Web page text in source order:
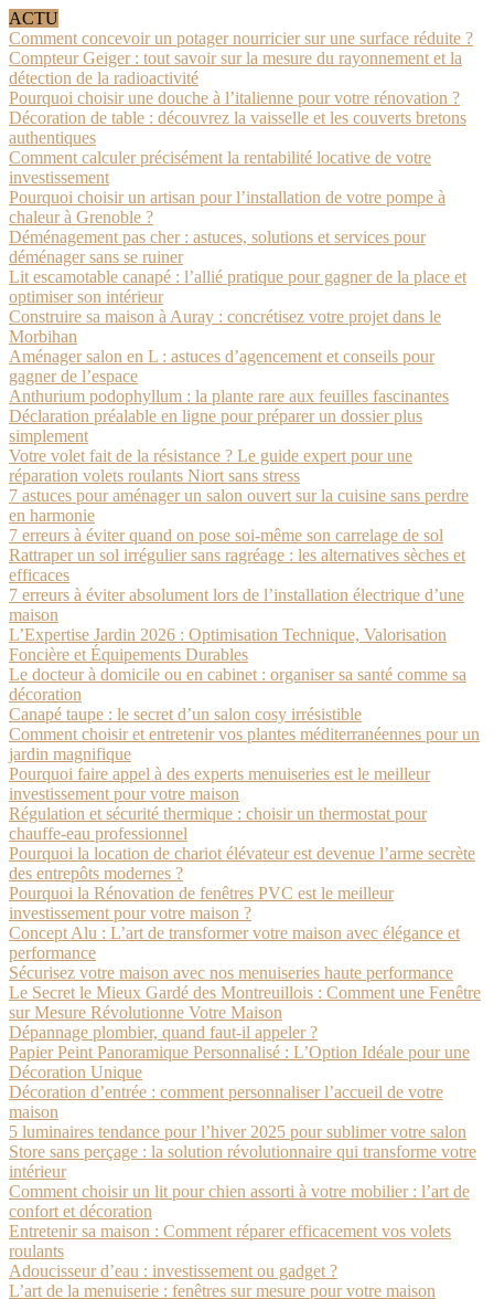
ACTU
Comment concevoir un potager nourricier sur une surface réduite ?
Compteur Geiger : tout savoir sur la mesure du rayonnement et la
détection de la radioactivité
Pourquoi choisir une douche à l’italienne pour votre rénovation ?
Décoration de table : découvrez la vaisselle et les couverts bretons
authentiques
Comment calculer précisément la rentabilité locative de votre
investissement
Pourquoi choisir un artisan pour l’installation de votre pompe à
chaleur à Grenoble ?
Déménagement pas cher : astuces, solutions et services pour
déménager sans se ruiner
Lit escamotable canapé : l’allié pratique pour gagner de la place et
optimiser son intérieur
Construire sa maison à Auray : concrétisez votre projet dans le
Morbihan
Aménager salon en L : astuces d’agencement et conseils pour
gagner de l’espace
Anthurium podophyllum : la plante rare aux feuilles fascinantes
Déclaration préalable en ligne pour préparer un dossier plus
simplement
Votre volet fait de la résistance ? Le guide expert pour une
réparation volets roulants Niort sans stress
7 astuces pour aménager un salon ouvert sur la cuisine sans perdre
en harmonie
7 erreurs à éviter quand on pose soi-même son carrelage de sol
Rattraper un sol irrégulier sans ragréage : les alternatives sèches et
efficaces
7 erreurs à éviter absolument lors de l’installation électrique d’une
maison
L’Expertise Jardin 2026 : Optimisation Technique, Valorisation
Foncière et Équipements Durables
Le docteur à domicile ou en cabinet : organiser sa santé comme sa
décoration
Canapé taupe : le secret d’un salon cosy irrésistible
Comment choisir et entretenir vos plantes méditerranéennes pour un
jardin magnifique
Pourquoi faire appel à des experts menuiseries est le meilleur
investissement pour votre maison
Régulation et sécurité thermique : choisir un thermostat pour
chauffe-eau professionnel
Pourquoi la location de chariot élévateur est devenue l’arme secrète
des entrepôts modernes ?
Pourquoi la Rénovation de fenêtres PVC est le meilleur
investissement pour votre maison ?
Concept Alu : L’art de transformer votre maison avec élégance et
performance
Sécurisez votre maison avec nos menuiseries haute performance
Le Secret le Mieux Gardé des Montreuillois : Comment une Fenêtre
sur Mesure Révolutionne Votre Maison
Dépannage plombier, quand faut-il appeler ?
Papier Peint Panoramique Personnalisé : L’Option Idéale pour une
Décoration Unique
Décoration d’entrée : comment personnaliser l’accueil de votre
maison
5 luminaires tendance pour l’hiver 2025 pour sublimer votre salon
Store sans perçage : la solution révolutionnaire qui transforme votre
intérieur
Comment choisir un lit pour chien assorti à votre mobilier : l’art de
confort et décoration
Entretenir sa maison : Comment réparer efficacement vos volets
roulants
Adoucisseur d’eau : investissement ou gadget ?
L’art de la menuiserie : fenêtres sur mesure pour votre maison